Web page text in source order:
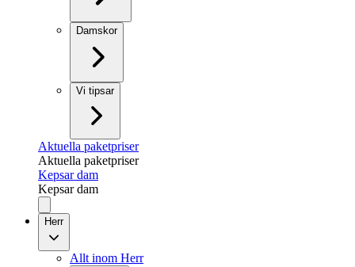
Damskor
Vi tipsar
Aktuella paketpriser
Aktuella paketpriser
Kepsar dam
Kepsar dam
Herr
Allt inom Herr